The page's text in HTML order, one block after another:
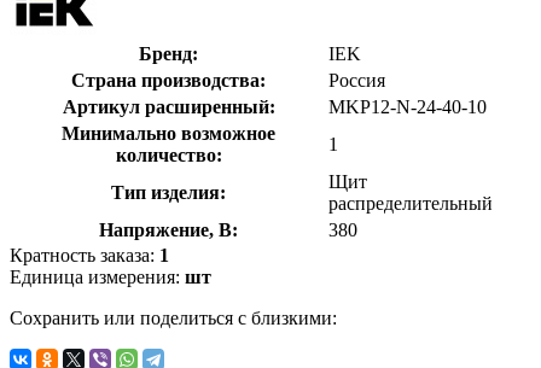
Бренд:
IEK
Страна производства:
Россия
Артикул расширенный:
MKP12-N-24-40-10
Минимально возможное
количество:
1
Тип изделия:
Щит
распределительный
Напряжение, В:
380
Кратность заказа: 1
Единица измерения: шт
Сохранить или поделиться с близкими: